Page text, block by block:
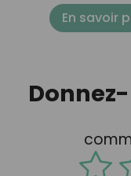
En savoir